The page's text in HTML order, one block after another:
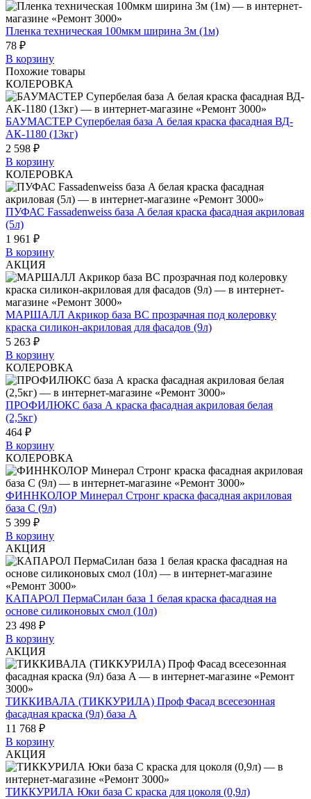
Пленка техническая 100мкм ширина 3м (1м)
78 ₽
В корзину
Похожие товары
КОЛЕРОВКА
БАУМАСТЕР Супербелая база А белая краска фасадная ВД-
АК-1180 (13кг)
2 598 ₽
В корзину
КОЛЕРОВКА
ПУФАС Fassadenweiss база A белая краска фасадная акриловая
(5л)
1 961 ₽
В корзину
АКЦИЯ
МАРШАЛЛ Акрикор база BC прозрачная под колеровку
краска силикон-акриловая для фасадов (9л)
5 263 ₽
В корзину
КОЛЕРОВКА
ПРОФИЛЮКС база А краска фасадная акриловая белая
(2,5кг)
464 ₽
В корзину
КОЛЕРОВКА
ФИННКОЛОР Минерал Стронг краска фасадная акриловая
база С (9л)
5 399 ₽
В корзину
АКЦИЯ
КАПАРОЛ ПермаСилан база 1 белая краска фасадная на
основе силиконовых смол (10л)
23 498 ₽
В корзину
АКЦИЯ
ТИККИВАЛА (ТИККУРИЛА) Проф Фасад всесезонная
фасадная краска (9л) база A
11 768 ₽
В корзину
АКЦИЯ
ТИККУРИЛА Юки база С краска для цоколя (0,9л)